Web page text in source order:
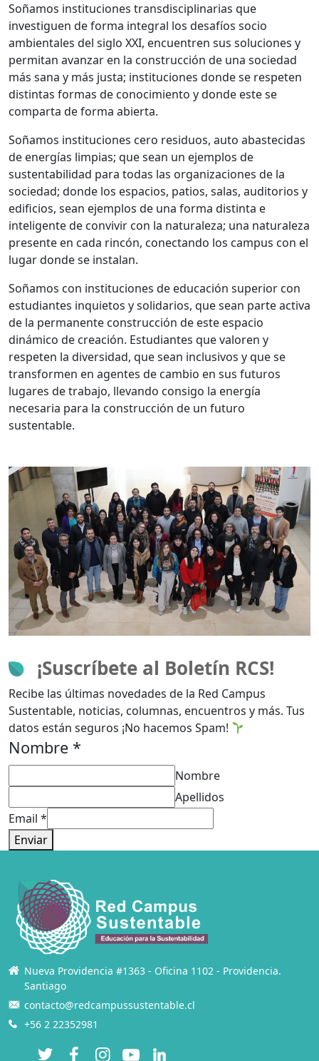
Soñamos instituciones transdisciplinarias que
investiguen de forma integral los desafíos socio
ambientales del siglo XXI, encuentren sus soluciones y
permitan avanzar en la construcción de una sociedad
más sana y más justa; instituciones donde se respeten
distintas formas de conocimiento y donde este se
comparta de forma abierta.
Soñamos instituciones cero residuos, auto abastecidas
de energías limpias; que sean un ejemplos de
sustentabilidad para todas las organizaciones de la
sociedad; donde los espacios, patios, salas, auditorios y
edificios, sean ejemplos de una forma distinta e
inteligente de convivir con la naturaleza; una naturaleza
presente en cada rincón, conectando los campus con el
lugar donde se instalan.
Soñamos con instituciones de educación superior con
estudiantes inquietos y solidarios, que sean parte activa
de la permanente construcción de este espacio
dinámico de creación. Estudiantes que valoren y
respeten la diversidad, que sean inclusivos y que se
transformen en agentes de cambio en sus futuros
lugares de trabajo, llevando consigo la energía
necesaria para la construcción de un futuro
sustentable.
¡Suscríbete al Boletín RCS!
Recibe las últimas novedades de la Red Campus
Sustentable, noticias, columnas, encuentros y más. Tus
datos están seguros ¡No hacemos Spam!
Nombre
*
Nombre *
Nombre
Apellidos
Email *
Enviar
Nueva Providencia #1363 - Oficina 1102 - Providencia.
Santiago
contacto@redcampussustentable.cl
+56 2 22352981
Twitter FacebookInstagramYouTubeLinkedIn